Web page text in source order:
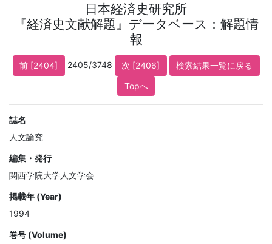
日本経済史研究所
『経済史文献解題』データベース：解題情
報
前 [2404] 2405/3748 次 [2406]
検索結果一覧に戻る
Topへ
誌名
人文論究
編集・発行
関西学院大学人文学会
掲載年 (Year)
1994
巻号 (Volume)